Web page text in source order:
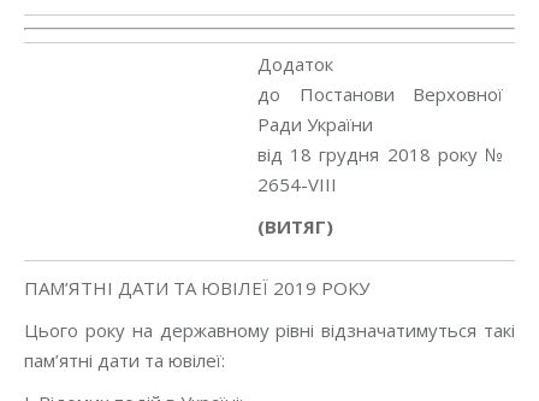
Додаток
до Постанови Верховної
Ради України
від 18 грудня 2018 року №
2654-VIII
(ВИТЯГ)
ПАМ’ЯТНІ ДАТИ ТА ЮВІЛЕЇ 2019 РОКУ
Цього року на державному рівні відзначатимуться такі
пам’ятні дати та ювілеї: